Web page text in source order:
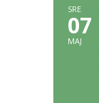
SRE
07
MAJ